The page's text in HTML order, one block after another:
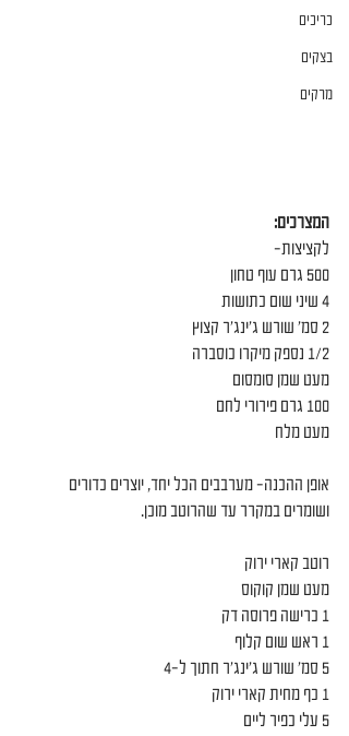
כריכים
בצקים
מרקים
המצרכים:
לקציצות-
500 גרם עוף טחון
4 שיני שום כתושות
2 סמ' שורש ג'ינג'ר קצוץ
1/2 נספק מיקרו כוסברה
מעט שמן סומסום
100 גרם פירורי לחם
מעט מלח
אופן ההכנה- מערבבים הכל יחד, יוצרים כדורים
ושומרים במקרר עד שהרוטב מוכן.
רוטב קארי ירוק
מעט שמן קוקוס
1 כרישה פרוסה דק
1 ראש שום קלוף
5 סמ' שורש ג'ינג'ר חתוך ל-4
1 כף מחית קארי ירוק
5 עלי כפיר ליים